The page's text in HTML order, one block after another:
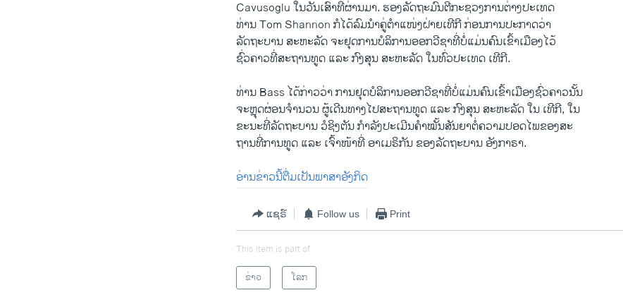
Cavusoglu ໃນວັນເສົາທີ່ຜ່ານມາ. ຮອງລັດຖະມົນຕີກະຊວງການຕ່າງປະເທດ
ທ່ານ Tom Shannon ກໍໄດ້ລົມນຳຄູ່ຕຳແໜ່ງຝ່າຍເທີກີ ກ່ອນການປະກາດວ່າ
ລັດຖະບານ ສະຫະລັດ ຈະຢຸດການບໍລິການອອກວີຊາທີ່ບໍ່ແມ່ນຄົນເຂົ້າເມືອງໄວ້
ຊົ່ວຄາວທີ່ສະຖານທູດ ແລະ ກົງສຸນ ສະຫະລັດ ໃນທົ່ວປະເທດ ເທີກີ.
ທ່ານ Bass ໄດ້ກ່າວວ່າ ການຢຸດບໍລິການອອກວີຊາທີ່ບໍ່ແມ່ນຄົນເຂົ້າເມືອງຊົ່ວຄາວນັ້ນ
ຈະຫຼຸດຜ່ອນຈຳນວນ ຜູ້ເດີນທາງໄປສະຖານທູດ ແລະ ກົງສຸນ ສະຫະລັດ ໃນ ເທີກີ, ໃນ
ຂະນະທີ່ລັດຖະບານ ວໍຊິງຕັນ ກຳລັງປະເມີນຄຳໝັ້ນສັນຍາຕໍ່ຄວາມປອດໄພຂອງສະ
ຖານທີ່ການທູດ ແລະ ເຈົ້າໜ້າທີ່ ອາເມຣິກັນ ຂອງລັດຖະບານ ອັງກາຣາ.
ອ່ານຂ່າວນີ້ຕື່ມເປັນພາສາອັງກິດ
ແຊຣ໌ Follow us Print
This item is part of
ຂ່າວ
ໂລກ